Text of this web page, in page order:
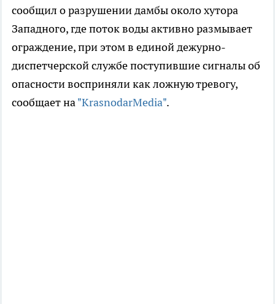
сообщил о разрушении дамбы около хутора
Западного, где поток воды активно размывает
ограждение, при этом в единой дежурно-
диспетчерской службе поступившие сигналы об
опасности восприняли как ложную тревогу,
сообщает на"KrasnodarMedia".